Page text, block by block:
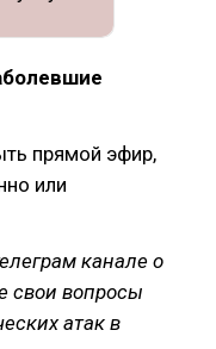
прямой эфир,
или
канале о
свои вопросы
атак в